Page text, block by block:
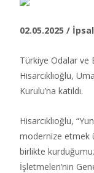
02.05.2025 /
Türkiye Odalar ve
Hisarcıklıoğlu,
Kurulu’na katıldı.​
Hisarcıklıoğlu,
modernize etmek
birlikte
İşletmeleri’nin